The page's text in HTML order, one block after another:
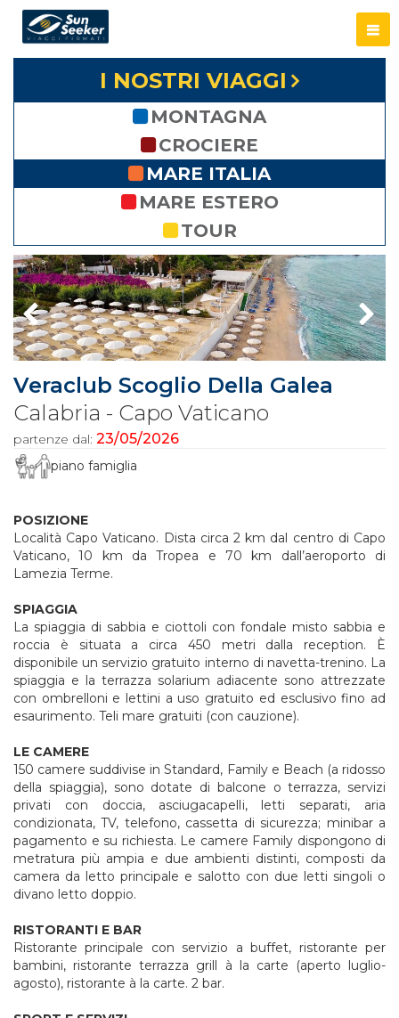
I NOSTRI VIAGGI
MONTAGNA
CROCIERE
MARE ITALIA
MARE ESTERO
TOUR
Veraclub Scoglio Della Galea
Calabria - Capo Vaticano
partenze dal: 23/05/2026
piano famiglia
POSIZIONE
Località Capo Vaticano. Dista circa 2 km dal centro di Capo
Vaticano, 10 km da Tropea e 70 km dall’aeroporto di
Lamezia Terme.
SPIAGGIA
La spiaggia di sabbia e ciottoli con fondale misto sabbia e
roccia è situata a circa 450 metri dalla reception. È
disponibile un servizio gratuito interno di navetta-trenino. La
spiaggia e la terrazza solarium adiacente sono attrezzate
con ombrelloni e lettini a uso gratuito ed esclusivo fino ad
esaurimento. Teli mare gratuiti (con cauzione).
LE CAMERE
150 camere suddivise in Standard, Family e Beach (a ridosso
della spiaggia), sono dotate di balcone o terrazza, servizi
privati con doccia, asciugacapelli, letti separati, aria
condizionata, TV, telefono, cassetta di sicurezza; minibar a
pagamento e su richiesta. Le camere Family dispongono di
metratura più ampia e due ambienti distinti, composti da
camera da letto principale e salotto con due letti singoli o
divano letto doppio.
RISTORANTI E BAR
Ristorante principale con servizio a buffet, ristorante per
bambini, ristorante terrazza grill à la carte (aperto luglio-
agosto), ristorante à la carte. 2 bar.